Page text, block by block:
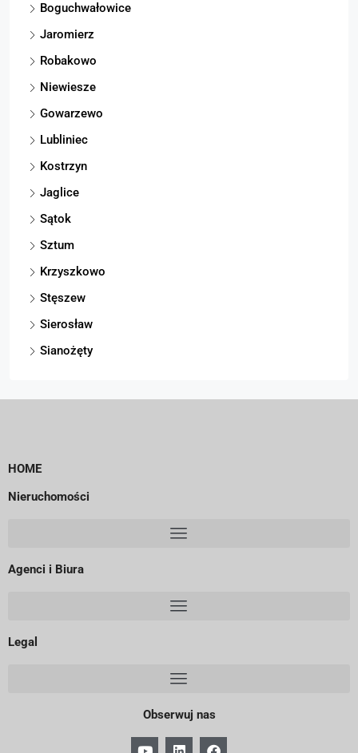
Boguchwałowice
Jaromierz
Robakowo
Niewiesze
Gowarzewo
Lubliniec
Kostrzyn
Jaglice
Sątok
Sztum
Krzyszkowo
Stęszew
Sierosław
Sianożęty
HOME
Nieruchomości
Agenci i Biura
Legal
Obserwuj nas